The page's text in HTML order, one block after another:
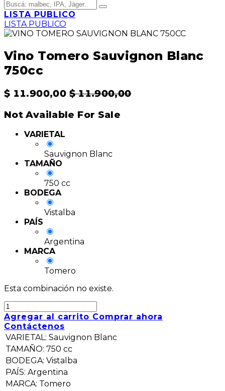
LISTA PUBLICO
LISTA PUBLICO
Vino Tomero Sauvignon Blanc
750cc
$ 11.900,00 $11.900,00
Not Available For Sale
VARIETAL
Sauvignon Blanc
TAMAÑO
750 cc
BODEGA
Vistalba
PAÍS
Argentina
MARCA
Tomero
Esta combinación no existe.
Agregar al carrito Comprar ahora
Contáctenos
VARIETAL: Sauvignon Blanc
TAMAÑO: 750 cc
BODEGA: Vistalba
PAÍS: Argentina
MARCA: Tomero